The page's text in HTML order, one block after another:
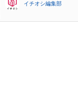
イチオシ編集部